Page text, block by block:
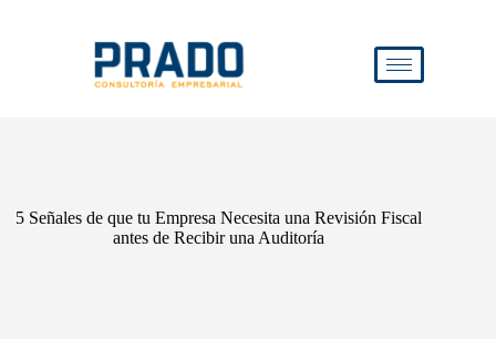
5 Señales de que tu Empresa Necesita una Revisión Fiscal
antes de Recibir una Auditoría